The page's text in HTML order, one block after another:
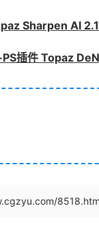
Sharpen AI
插件 Topaz